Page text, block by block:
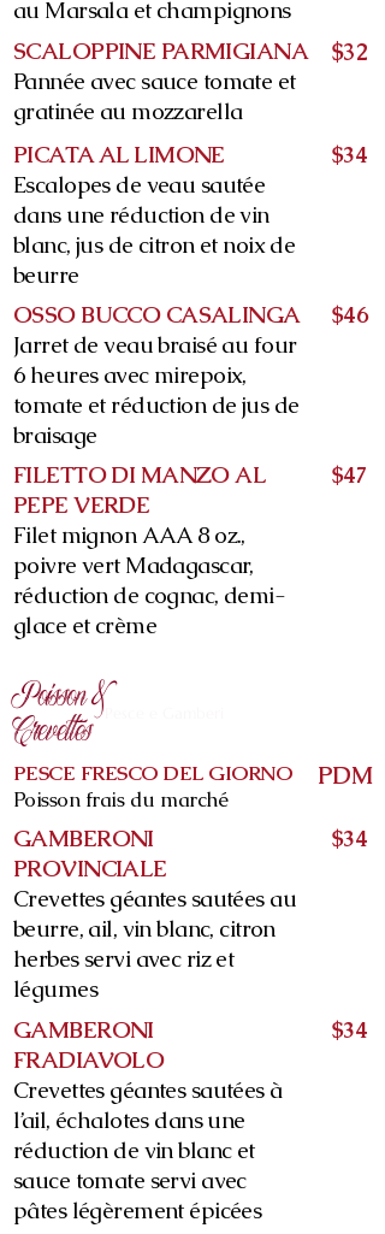
au Marsala et champignons
SCALOPPINE PARMIGIANA
Pannée avec sauce tomate et
gratinée au mozzarella
$32
PICATA AL LIMONE
Escalopes de veau sautée
dans une réduction de vin
blanc, jus de citron et noix de
beurre
$34
OSSO BUCCO CASALINGA
Jarret de veau braisé au four
6 heures avec mirepoix,
tomate et réduction de jus de
braisage
$46
FILETTO DI MANZO AL
PEPE VERDE
Filet mignon AAA 8 oz.,
poivre vert Madagascar,
réduction de cognac, demi-
glace et crème
$47
Poisson &
Crevettes
PESCE FRESCO DEL GIORNO
Poisson frais du marché
PDM
GAMBERONI
PROVINCIALE
Crevettes géantes sautées au
beurre, ail, vin blanc, citron
herbes servi avec riz et
légumes
$34
GAMBERONI
FRADIAVOLO
Crevettes géantes sautées à
l’ail, échalotes dans une
réduction de vin blanc et
sauce tomate servi avec
pâtes légèrement épicées
$34